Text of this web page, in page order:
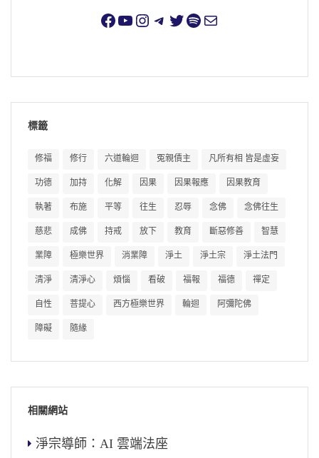
標籤
修福 修行 六道輪迴 冤親債主 凡所有相 皆是虛妄
功德 加持 化解 因果 因果報應 因果教育
執著 布施 平等 往生 忍辱 念佛 念佛往生
慈悲 成佛 持戒 放下 教育 斷惡修善 智慧
業障 極樂世界 消業障 淨土 淨土宗 淨土法門
清淨 清淨心 煩惱 看破 福報 福德 禪定
自性 菩提心 西方極樂世界 輪迴 阿彌陀佛
障礙 隨緣
相關網站
淨宗導師：AI 雲端法座